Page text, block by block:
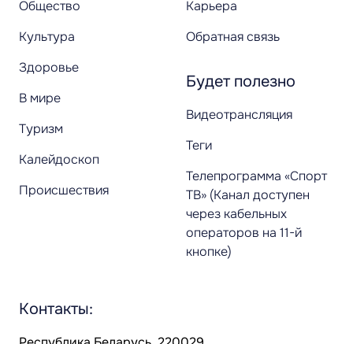
Общество
Культура
Здоровье
В мире
Туризм
Калейдоскоп
Происшествия
Карьера
Обратная связь
Будет полезно
Видеотрансляция
Теги
Телепрограмма «Спорт
ТВ» (Канал доступен
через кабельных
операторов на 11-й
кнопке)
Контакты: